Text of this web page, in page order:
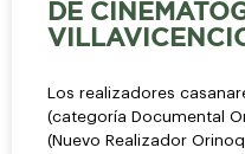
DE
Los realizadores
(categoría Documental
(Nuevo Realizador